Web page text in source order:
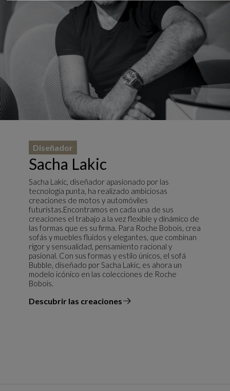
Sacha Lakic
Diseñador
Sacha Lakic, diseñador apasionado por las
tecnología punta, ha realizado ambiciosas
creaciones de motos y automóviles
futuristas.Encontramos en cada una de sus
creaciones el trabajo a la vez flexible y dinámico de
las formas que es su firma. Para Roche Bobois, crea
sofás y muebles fluidos y elegantes, que combinan
rigor y sensualidad, pensamiento racional y
pasional. Con sus formas y estilo únicos, el sofá
Bubble, diseñado por Sacha Lakic, es ahora un
modelo icónico en las colecciones de Roche
Bobois.
Descubrir las creaciones
el diseñador